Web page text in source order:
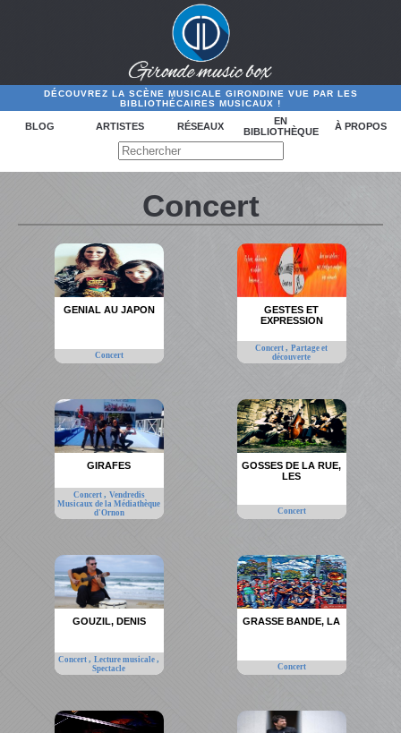
DÉCOUVREZ LA SCÈNE MUSICALE GIRONDINE VUE PAR LES
BIBLIOTHÉCAIRES MUSICAUX !
BLOG ARTISTES RÉSEAUX
EN
BIBLIOTHÈQUE
À PROPOS
Concert
GENIAL AU JAPON
Concert
GESTES ET
EXPRESSION
Concert,Partage et
découverte
GIRAFES
Concert , Vendredis
Musicaux de la Médiathèque
d'Ornon
GOSSES DE LA RUE,
LES
Concert
GOUZIL, DENIS
Concert,Lecture musicale,
Spectacle
GRASSE BANDE, LA
Concert